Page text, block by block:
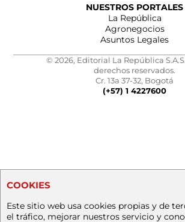
NUESTROS PORTALES
La República
Agronegocios
Asuntos Legales
© 2026, Editorial La República
derechos reservados.
Cr. 13a 37-32, Bogotá
(+57) 1 4227600
COOKIES
Este sitio web usa cookies propias y de
el tráfico, mejorar nuestros servicio y